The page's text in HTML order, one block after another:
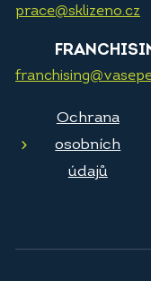
prace@sklizeno.cz
Ochrana
osobních
údajů